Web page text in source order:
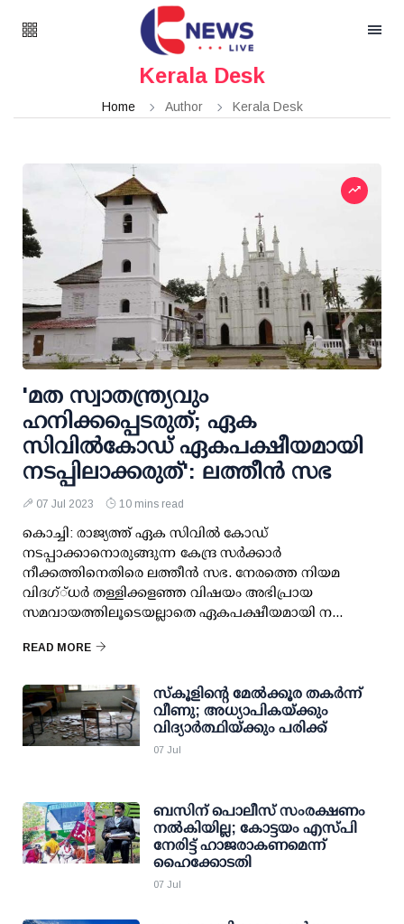
Kerala Desk
Home Author Kerala Desk
'മത സ്വാതന്ത്ര്യവും
ഹനിക്കപ്പെടരുത്; ഏക
സിവില്‍കോഡ് ഏകപക്ഷീയമായി
നടപ്പിലാക്കരുത്': ലത്തീന്‍ സഭ
07 Jul 2023 10 mins read
കൊച്ചി: രാജ്യത്ത് ഏക സിവില്‍ കോഡ്
നടപ്പാക്കാനൊരുങ്ങുന്ന കേന്ദ്ര സര്‍ക്കാര്‍
നീക്കത്തിനെതിരെ ലത്തീന്‍ സഭ. നേരത്തെ നിയമ
വിദഗ്്ധര്‍ തള്ളിക്കളഞ്ഞ വിഷയം അഭിപ്രായ
സമവായത്തിലൂടെയല്ലാതെ ഏകപക്ഷീയമായി ന...
READ MORE
സ്‌കൂളിന്റെ മേല്‍ക്കൂര തകര്‍ന്ന്
വീണു; അധ്യാപികയ്ക്കും
വിദ്യാര്‍ത്ഥിയ്ക്കും പരിക്ക്
07 Jul
ബസിന് പൊലീസ് സംരക്ഷണം
നല്‍കിയില്ല; കോട്ടയം എസ്പി
നേരിട്ട് ഹാജരാകണമെന്ന്
ഹൈക്കോടതി
07 Jul